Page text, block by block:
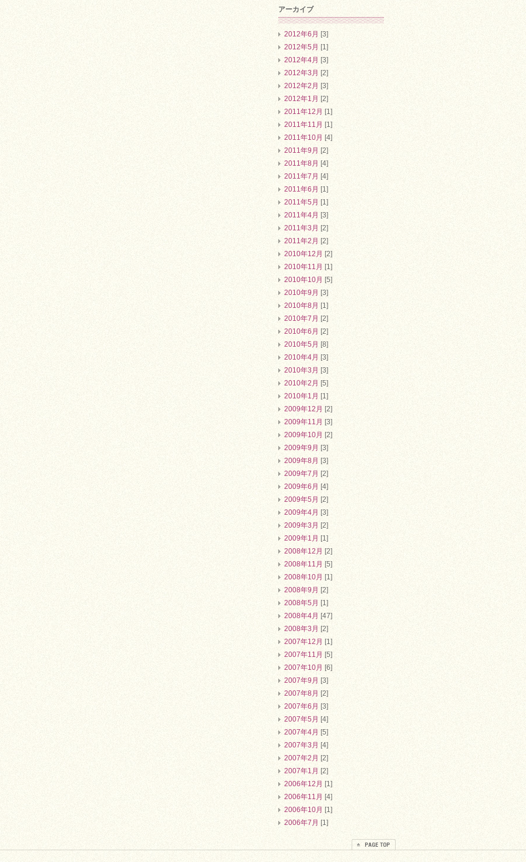
アーカイブ
2012年6月 [3]
2012年5月 [1]
2012年4月 [3]
2012年3月 [2]
2012年2月 [3]
2012年1月 [2]
2011年12月 [1]
2011年11月 [1]
2011年10月 [4]
2011年9月 [2]
2011年8月 [4]
2011年7月 [4]
2011年6月 [1]
2011年5月 [1]
2011年4月 [3]
2011年3月 [2]
2011年2月 [2]
2010年12月 [2]
2010年11月 [1]
2010年10月 [5]
2010年9月 [3]
2010年8月 [1]
2010年7月 [2]
2010年6月 [2]
2010年5月 [8]
2010年4月 [3]
2010年3月 [3]
2010年2月 [5]
2010年1月 [1]
2009年12月 [2]
2009年11月 [3]
2009年10月 [2]
2009年9月 [3]
2009年8月 [3]
2009年7月 [2]
2009年6月 [4]
2009年5月 [2]
2009年4月 [3]
2009年3月 [2]
2009年1月 [1]
2008年12月 [2]
2008年11月 [5]
2008年10月 [1]
2008年9月 [2]
2008年5月 [1]
2008年4月 [47]
2008年3月 [2]
2007年12月 [1]
2007年11月 [5]
2007年10月 [6]
2007年9月 [3]
2007年8月 [2]
2007年6月 [3]
2007年5月 [4]
2007年4月 [5]
2007年3月 [4]
2007年2月 [2]
2007年1月 [2]
2006年12月 [1]
2006年11月 [4]
2006年10月 [1]
2006年7月 [1]